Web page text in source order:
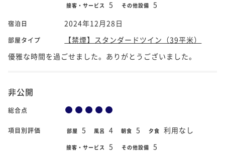
接客・サービス 5 その他設備 5
宿泊日 2024年12月28日
部屋タイプ
【禁煙】スタンダードツイン（39平米）
優雅な時間を過ごせました。ありがとうございました。
非公開
総合点
項目別評価 部屋 5 風呂 4 朝食 5 夕食 利用なし
接客・サービス 5 その他設備 5